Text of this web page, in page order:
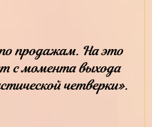
продажам. На это
с момента выхода
четверки».